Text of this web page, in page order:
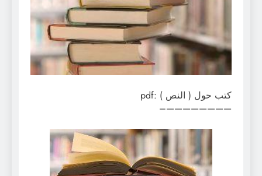
كتب حول ( النص ) :pdf
————————–